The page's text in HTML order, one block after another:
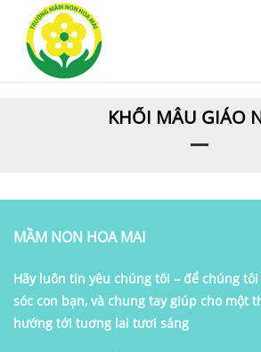
KHỐI MẪU GIÁO
MẦM NON HOA MAI
Hãy luôn tin yêu chúng tôi – để chúng
sóc con bạn, và chung tay giúp cho một
hướng tới tuơng lai tươi sáng